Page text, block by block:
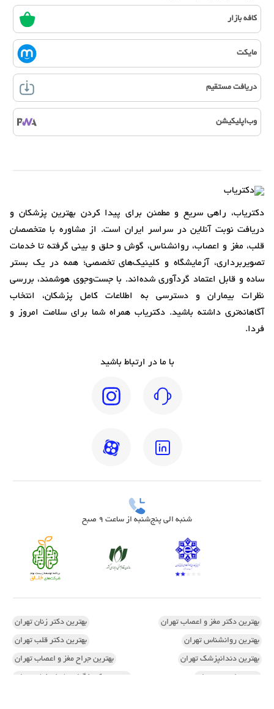
کافه بازار
مایکت
دریافت مستقیم
وب‌اپلیکیشن
دکتریاب، راهی سریع و مطمئن برای پیدا کردن بهترین پزشکان و
دریافت نوبت آنلاین در سراسر ایران است. از مشاوره با متخصصان
قلب، مغز و اعصاب، روانشناس، گوش و حلق و بینی گرفته تا خدمات
تصویربرداری، آزمایشگاه و کلینیک‌های تخصصی؛ همه در یک بستر
ساده و قابل اعتماد گردآوری شده‌اند. با جست‌وجوی هوشمند، بررسی
نظرات بیماران و دسترسی به اطلاعات کامل پزشکان، انتخاب
آگاهانه‌تری داشته باشید. دکتریاب همراه شما برای سلامت امروز و
فردا.
با ما در ارتباط باشید
شنبه الی پنج‌شنبه از ساعت 9 صبح
بهترین دکتر مغز و اعصاب تهران بهترین دکتر زنان تهران
بهترین روانشناس تهران بهترین دکتر قلب تهران
بهترین دندانپزشک تهران بهترین جراح مغز و اعصاب تهران